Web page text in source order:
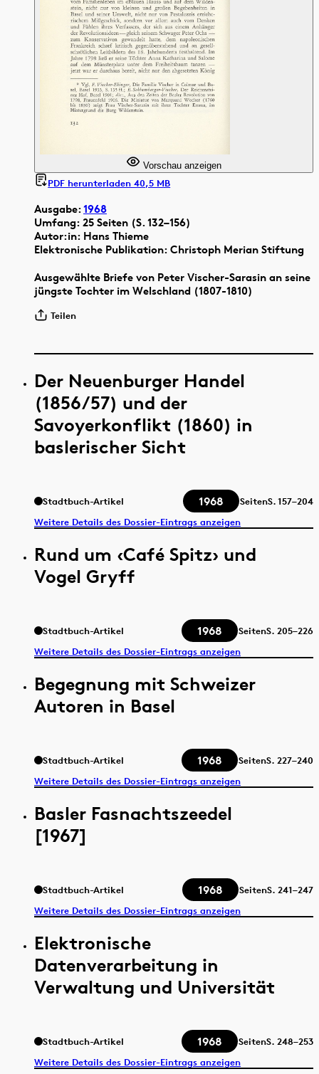
Ausgabe:1968
Umfang: 25 Seiten (S. 132–156)
Autor:in: Hans Thieme
Elektronische Publikation: Christoph Merian Stiftung
Ausgewählte Briefe von Peter Vischer-Sarasin an seine
jüngste Tochter im Welschland (1807-1810)
Teilen
Vorschau anzeigen
PDF herunterladen 40,5 MB
Der Neuenburger Handel
(1856/57) und der
Savoyerkonflikt (1860) in
baslerischer Sicht
Stadtbuch-Artikel 1968 SeitenS.157–204
Weitere Details des Dossier-Eintrags anzeigen
Rund um ‹Café Spitz› und
Vogel Gryff
Stadtbuch-Artikel 1968 SeitenS. 205–226
Weitere Details des Dossier-Eintrags anzeigen
Begegnung mit Schweizer
Autoren in Basel
Stadtbuch-Artikel 1968 SeitenS. 227–240
Weitere Details des Dossier-Eintrags anzeigen
Basler Fasnachtszeedel
[1967]
Stadtbuch-Artikel 1968 SeitenS. 241–247
Weitere Details des Dossier-Eintrags anzeigen
Elektronische
Datenverarbeitung in
Verwaltung und Universität
Stadtbuch-Artikel 1968 SeitenS. 248–253
Weitere Details des Dossier-Eintrags anzeigen